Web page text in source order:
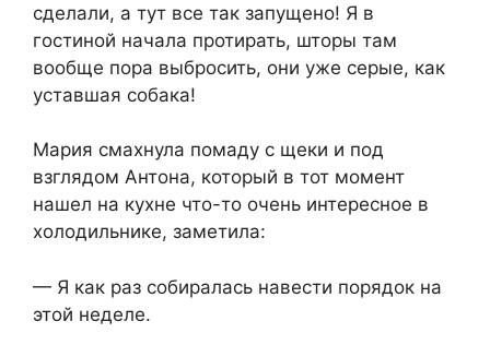
сделали, а тут все так запущено! Я в
гостиной начала протирать, шторы там
вообще пора выбросить, они уже серые, как
уставшая собака!
Мария смахнула помаду с щеки и под
взглядом Антона, который в тот момент
нашел на кухне что-то очень интересное в
холодильнике, заметила:
— Я как раз собиралась навести порядок на
этой неделе.